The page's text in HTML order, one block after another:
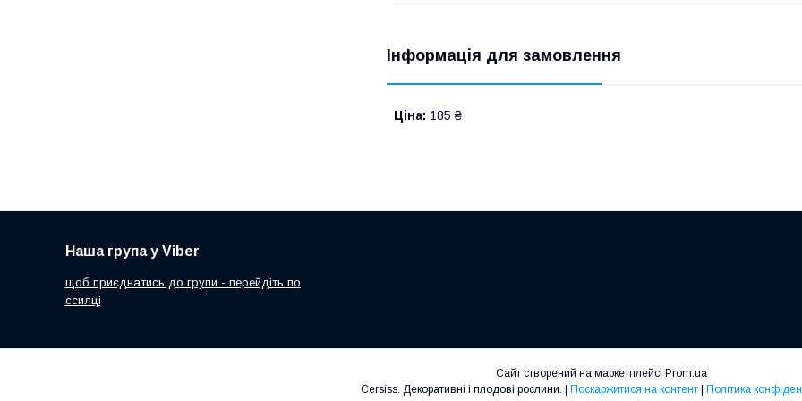
Інформація для замовлення
Ціна: 185 ₴
Наша група у Viber
щоб приєднатись до групи - перейдіть по
ссилці
Сайт створений на маркетплейсі Prom.ua
Cersiss. Декоративні і плодові рослини. | Поскаржитися на контент | Політика